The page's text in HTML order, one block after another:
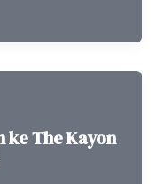
ke The Kayon